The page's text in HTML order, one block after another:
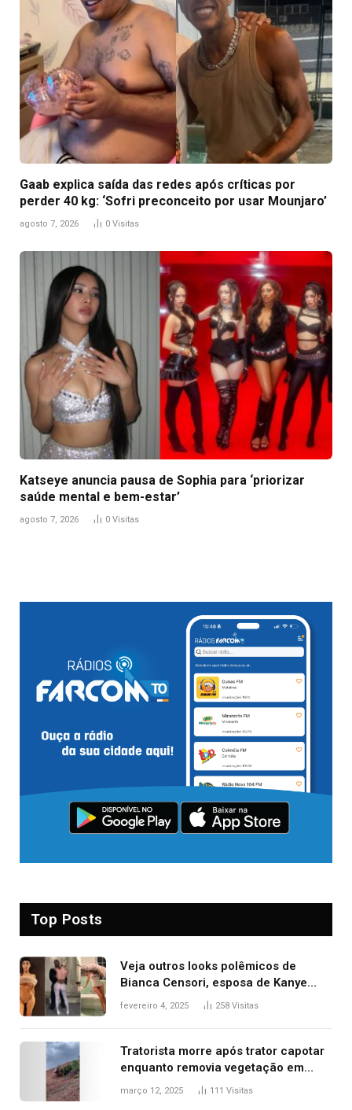
Gaab explica saída das redes após críticas por
perder 40 kg: ‘Sofri preconceito por usar Mounjaro’
agosto 7, 2026 0 Visitas
Katseye anuncia pausa de Sophia para ‘priorizar
saúde mental e bem-estar’
agosto 7, 2026 0 Visitas
Top Posts
Veja outros looks polêmicos de
Bianca Censori, esposa de Kanye
West que apareceu nua no Grammy
fevereiro 4, 2025 258 Visitas
Tratorista morre após trator capotar
enquanto removia vegetação em
ribanceira de rodovia
março 12, 2025 111 Visitas